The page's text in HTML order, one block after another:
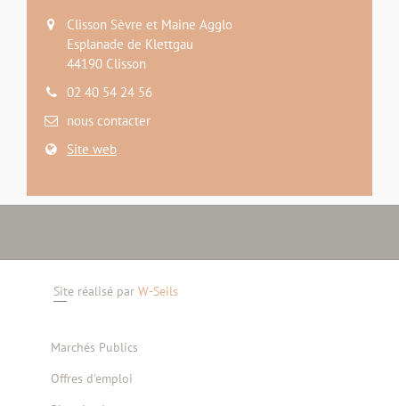
Clisson Sèvre et Maine Agglo
Esplanade de Klettgau
44190 Clisson
02 40 54 24 56
nous contacter
Site web
Site réalisé par W-Seils
Marchés Publics
Offres d'emploi